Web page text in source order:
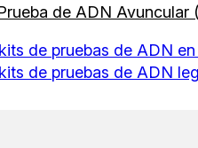
de ADN Avuncular
de pruebas de ADN
de pruebas de ADN